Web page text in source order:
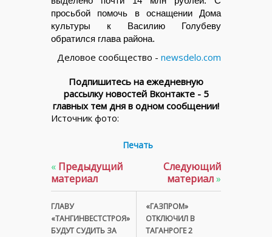
просьбой помочь в оснащении Дома
культуры к Василию Голубеву
обратился глава района.
Деловое сообщество - newsdelo.com
Подпишитесь на ежедневную
рассылку новостей Вконтакте - 5
главных тем дня в одном сообщении!
Источник фото:
Печать
« Предыдущий
материал
ГЛАВУ
«ТАНГИНВЕСТСТРОЯ»
БУДУТ СУДИТЬ ЗА
Следующий
материал»
«ГАЗПРОМ»
ОТКЛЮЧИЛ В
ТАГАНРОГЕ 2